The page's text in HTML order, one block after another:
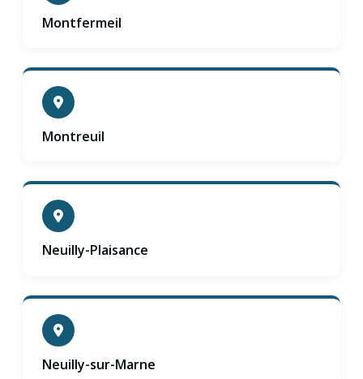
Montfermeil
Montreuil
Neuilly-Plaisance
Neuilly-sur-Marne